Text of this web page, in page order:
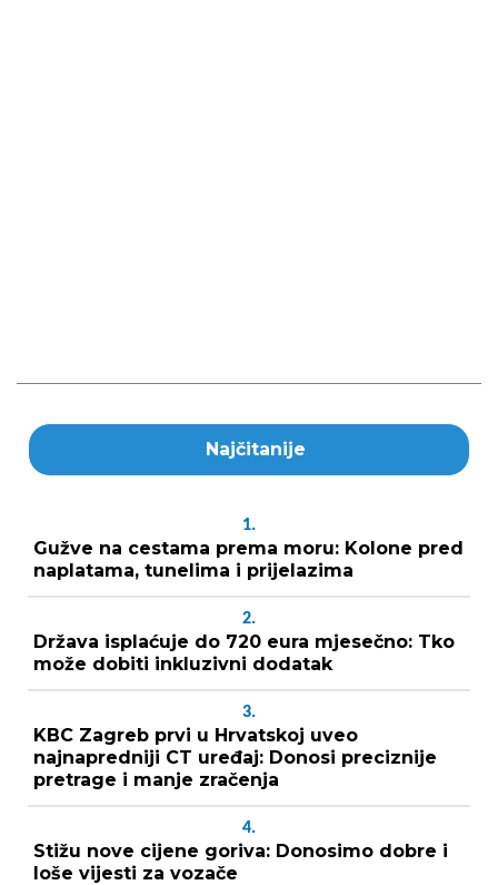
Najčitanije
1.
Gužve na cestama prema moru: Kolone pred
naplatama, tunelima i prijelazima
2.
Država isplaćuje do 720 eura mjesečno: Tko
može dobiti inkluzivni dodatak
3.
KBC Zagreb prvi u Hrvatskoj uveo
najnapredniji CT uređaj: Donosi preciznije
pretrage i manje zračenja
4.
Stižu nove cijene goriva: Donosimo dobre i
loše vijesti za vozače